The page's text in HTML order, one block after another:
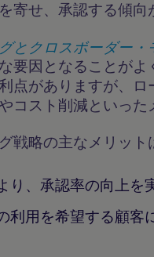
寄せ、承認する傾向
とクロスボーダー
要因となることが
点がありますが、
コスト削減といった
戦略の主なメリット
、承認率の向上を
利用を希望する顧客